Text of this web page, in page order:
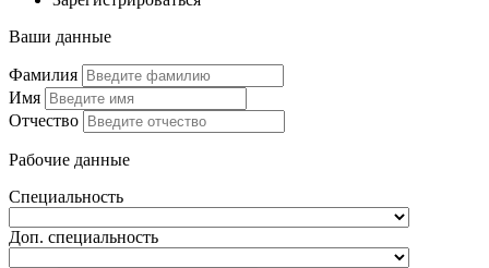
Ваши данные
Фамилия
Имя
Отчество
Рабочие данные
Специальность
Доп. специальность